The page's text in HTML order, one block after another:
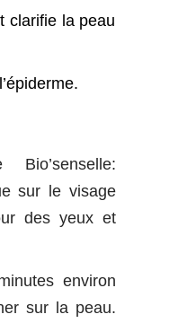
clarifie la peau
sur le visage
des yeux et
environ
sur la peau.